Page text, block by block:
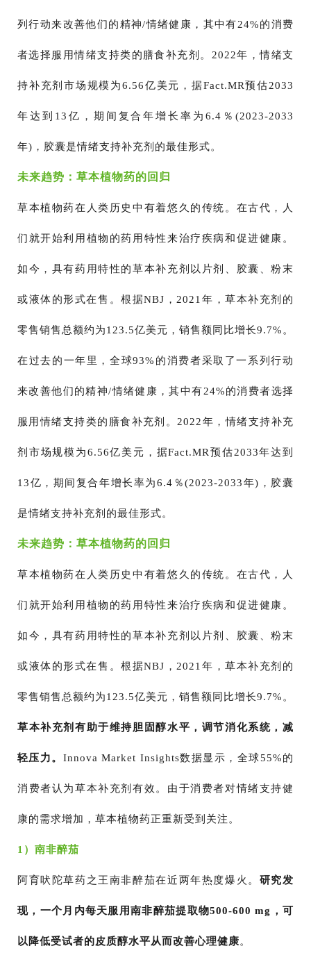
列行动来改善他们的精神/情绪健康，其中有24%的消费
者选择服用情绪支持类的膳食补充剂。2022年，情绪支
持补充剂市场规模为6.56亿美元，据Fact.MR预估2033
年达到13亿，期间复合年增长率为6.4％(2023-2033
年)，胶囊是情绪支持补充剂的最佳形式。
未来趋势：草本植物药的回归
草本植物药在人类历史中有着悠久的传统。在古代，人
们就开始利用植物的药用特性来治疗疾病和促进健康。
如今，具有药用特性的草本补充剂以片剂、胶囊、粉末
或液体的形式在售。根据NBJ，2021年，草本补充剂的
零售销售总额约为123.5亿美元，销售额同比增长9.7%。
在过去的一年里，全球93%的消费者采取了一系列行动
来改善他们的精神/情绪健康，其中有24%的消费者选择
服用情绪支持类的膳食补充剂。2022年，情绪支持补充
剂市场规模为6.56亿美元，据Fact.MR预估2033年达到
13亿，期间复合年增长率为6.4％(2023-2033年)，胶囊
是情绪支持补充剂的最佳形式。
未来趋势：草本植物药的回归
草本植物药在人类历史中有着悠久的传统。在古代，人
们就开始利用植物的药用特性来治疗疾病和促进健康。
如今，具有药用特性的草本补充剂以片剂、胶囊、粉末
或液体的形式在售。根据NBJ，2021年，草本补充剂的
零售销售总额约为123.5亿美元，销售额同比增长9.7%。
草本补充剂有助于维持胆固醇水平，调节消化系统，减
轻压力。 Innova Market Insights数据显示，全球55%的
消费者认为草本补充剂有效。由于消费者对情绪支持健
康的需求增加，草本植物药正重新受到关注。
1）南非醉茄
阿育吠陀草药之王南非醉茄在近两年热度爆火。 研究发
现，一个月内每天服用南非醉茄提取物500-600 mg，可
以降低受试者的皮质醇水平从而改善心理健康。